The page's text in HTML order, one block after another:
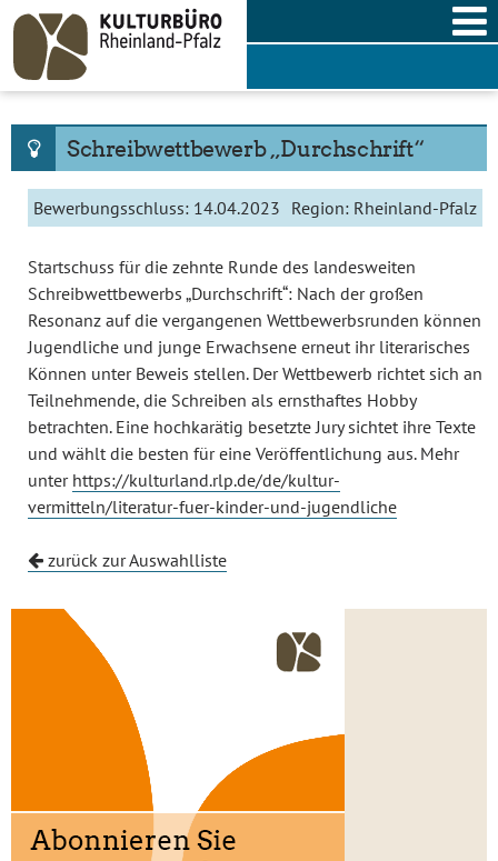
Skip
content
Schreibwettbewerb „Durchschrift“
Bewerbungsschluss: 14.04.2023 Region: Rheinland-Pfalz
Startschuss für die zehnte Runde des landesweiten
Schreibwettbewerbs „Durchschrift“: Nach der großen
Resonanz auf die vergangenen Wettbewerbsrunden können
Jugendliche und junge Erwachsene erneut ihr literarisches
Können unter Beweis stellen. Der Wettbewerb richtet sich an
Teilnehmende, die Schreiben als ernsthaftes Hobby
betrachten. Eine hochkarätig besetzte Jury sichtet ihre Texte
und wählt die besten für eine Veröffentlichung aus. Mehr
unter https://kulturland.rlp.de/de/kultur-
vermitteln/literatur-fuer-kinder-und-jugendliche
zurück zur Auswahlliste